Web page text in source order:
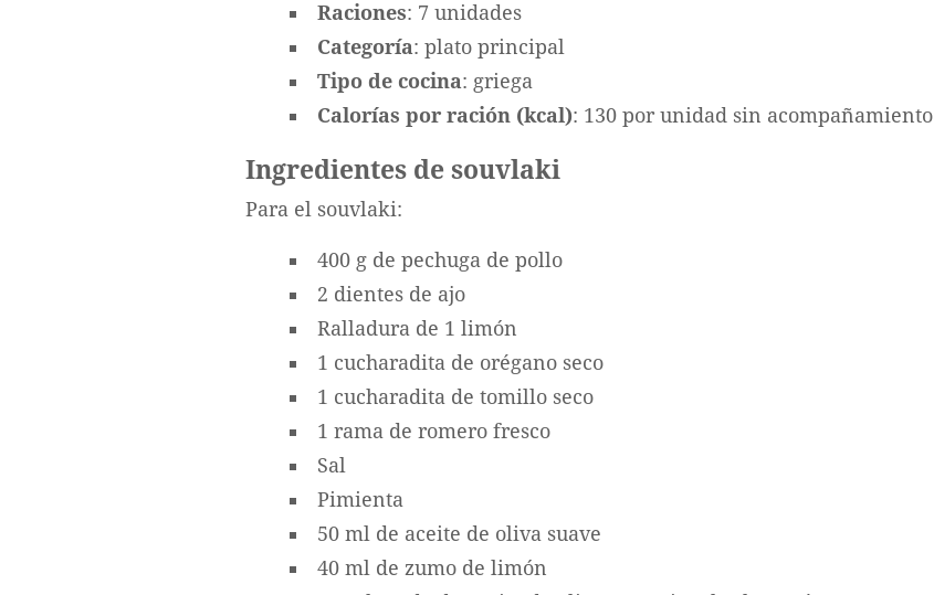
Raciones: 7 unidades
Categoría: plato principal
Tipo de cocina: griega
Calorías por ración (kcal): 130 por unidad sin acompañamiento
Ingredientes de souvlaki
Para el souvlaki:
400 g de pechuga de pollo
2 dientes de ajo
Ralladura de 1 limón
1 cucharadita de orégano seco
1 cucharadita de tomillo seco
1 rama de romero fresco
Sal
Pimienta
50 ml de aceite de oliva suave
40 ml de zumo de limón